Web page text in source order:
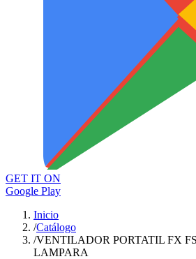
GET IT ON
Google Play
Inicio
/Catálogo
/VENTILADOR PORTATIL FX
LAMPARA